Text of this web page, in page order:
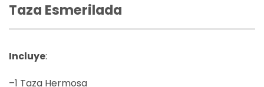
Taza Esmerilada
Incluye:
–1 Taza Hermosa